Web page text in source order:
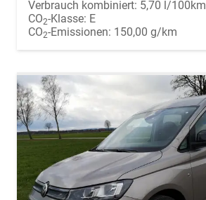
Verbrauch kombiniert: 5,70 l/100km
CO2-Klasse: E
CO2-Emissionen: 150,00 g/km